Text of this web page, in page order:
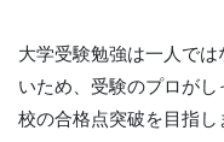
大学受験勉強は一人で
いため、受験のプロが
校の合格点突破を目指し